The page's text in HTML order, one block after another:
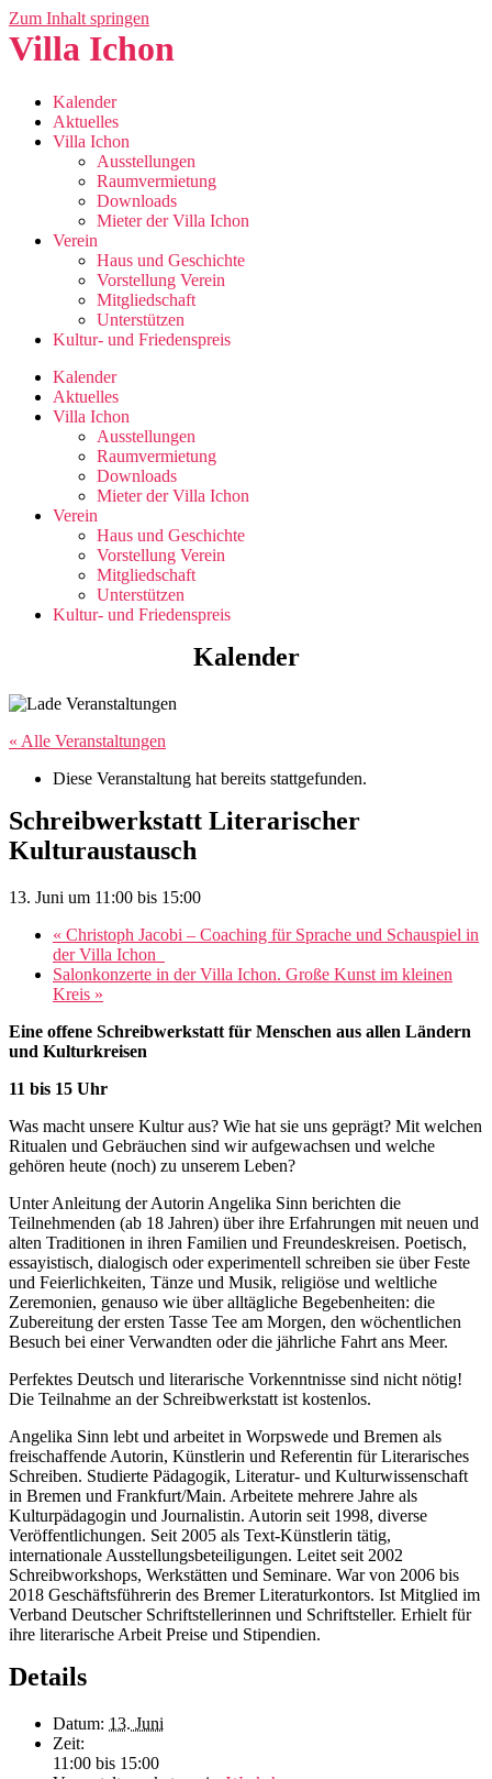
Zum Inhalt springen
Villa Ichon
Kalender
Aktuelles
Villa Ichon
Ausstellungen
Raumvermietung
Downloads
Mieter der Villa Ichon
Verein
Haus und Geschichte
Vorstellung Verein
Mitgliedschaft
Unterstützen
Kultur- und Friedenspreis
Kalender
Aktuelles
Villa Ichon
Ausstellungen
Raumvermietung
Downloads
Mieter der Villa Ichon
Verein
Haus und Geschichte
Vorstellung Verein
Mitgliedschaft
Unterstützen
Kultur- und Friedenspreis
Kalender
« Alle Veranstaltungen
Diese Veranstaltung hat bereits stattgefunden.
Schreibwerkstatt Literarischer
Kulturaustausch
13. Juni um 11:00 bis 15:00
« Christoph Jacobi – Coaching für Sprache und Schauspiel in
der Villa Ichon
Salonkonzerte in der Villa Ichon. Große Kunst im kleinen
Kreis »
Eine offene Schreibwerkstatt für Menschen aus allen Ländern
und Kulturkreisen
11 bis 15 Uhr
Was macht unsere Kultur aus? Wie hat sie uns geprägt? Mit welchen
Ritualen und Gebräuchen sind wir aufgewachsen und welche
gehören heute (noch) zu unserem Leben?
Unter Anleitung der Autorin Angelika Sinn berichten die
Teilnehmenden (ab 18 Jahren) über ihre Erfahrungen mit neuen und
alten Traditionen in ihren Familien und Freundeskreisen. Poetisch,
essayistisch, dialogisch oder experimentell schreiben sie über Feste
und Feierlichkeiten, Tänze und Musik, religiöse und weltliche
Zeremonien, genauso wie über alltägliche Begebenheiten: die
Zubereitung der ersten Tasse Tee am Morgen, den wöchentlichen
Besuch bei einer Verwandten oder die jährliche Fahrt ans Meer.
Perfektes Deutsch und literarische Vorkenntnisse sind nicht nötig!
Die Teilnahme an der Schreibwerkstatt ist kostenlos.
Angelika Sinn lebt und arbeitet in Worpswede und Bremen als
freischaffende Autorin, Künstlerin und Referentin für Literarisches
Schreiben. Studierte Pädagogik, Literatur- und Kulturwissenschaft
in Bremen und Frankfurt/Main. Arbeitete mehrere Jahre als
Kulturpädagogin und Journalistin. Autorin seit 1998, diverse
Veröffentlichungen. Seit 2005 als Text-Künstlerin tätig,
internationale Ausstellungsbeteiligungen. Leitet seit 2002
Schreibworkshops, Werkstätten und Seminare. War von 2006 bis
2018 Geschäftsführerin des Bremer Literaturkontors. Ist Mitglied im
Verband Deutscher Schriftstellerinnen und Schriftsteller. Erhielt für
ihre literarische Arbeit Preise und Stipendien.
Details
Datum: 13. Juni
Zeit:
11:00 bis 15:00